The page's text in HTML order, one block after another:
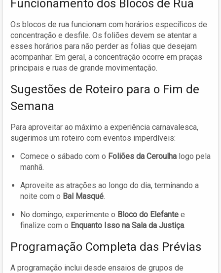
Funcionamento dos Blocos de Rua
Os blocos de rua funcionam com horários específicos de
concentração e desfile. Os foliões devem se atentar a
esses horários para não perder as folias que desejam
acompanhar. Em geral, a concentração ocorre em praças
principais e ruas de grande movimentação.
Sugestões de Roteiro para o Fim de
Semana
Para aproveitar ao máximo a experiência carnavalesca,
sugerimos um roteiro com eventos imperdíveis:
Comece o sábado com o Foliões da Ceroulha logo pela
manhã.
Aproveite as atrações ao longo do dia, terminando a
noite com o Bal Masqué.
No domingo, experimente o Bloco do Elefante e
finalize com o Enquanto Isso na Sala da Justiça.
Programação Completa das Prévias
A programação inclui desde ensaios de grupos de